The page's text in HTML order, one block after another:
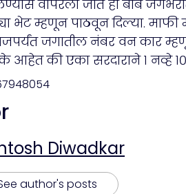
वापरली जाते ही बाब
भेट म्हणून पाठवून दिल्या.
जगातील नंबर वन कार
आहेत की एका सरदाराने १ नव्हे
Diwadkar
author's posts